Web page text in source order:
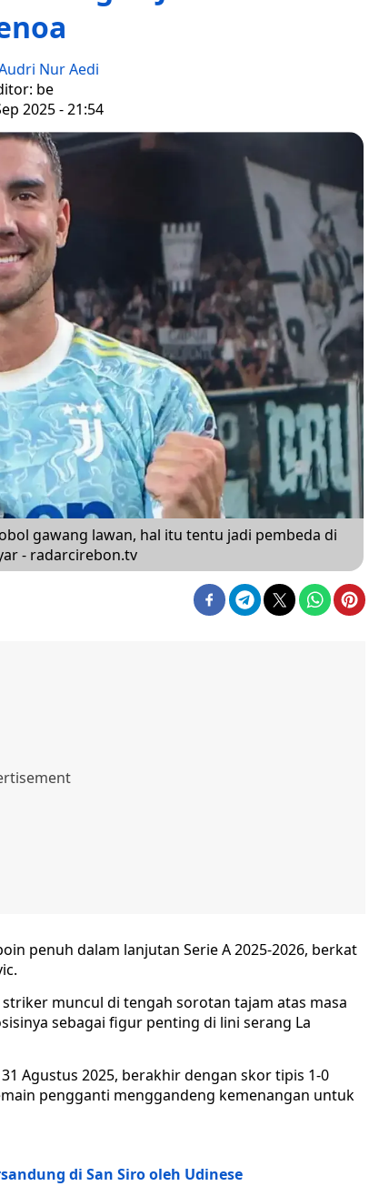
Nur Aedi
be
2025 - 21:54
gawang lawan, hal itu tentu jadi pembeda di
- radarcirebon.tv
penuh dalam lanjutan Serie A 2025-2026, berkat
muncul di tengah sorotan tajam atas masa
sebagai figur penting di lini serang La
Agustus 2025, berakhir dengan skor tipis 1-0
pengganti menggandeng kemenangan untuk
di San Siro oleh Udinese